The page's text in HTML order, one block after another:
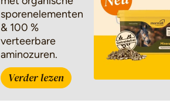
sporenelementen
& 100 %
verteerbare
aminozuren.
Verder lezen